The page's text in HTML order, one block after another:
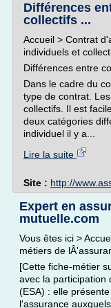
Différences
collectifs ...
Accueil > Contrat
individuels et
Différences entre
Dans le cadre du
type de contrat.
collectifs. Il est
deux catégories
individuel il y a...
Lire la suite
Site : http://
Expert en
mutuelle.com
Vous êtes ici >
métiers de
[Cette fiche-métier
avec la participation
(ESA) : elle
l'assurance